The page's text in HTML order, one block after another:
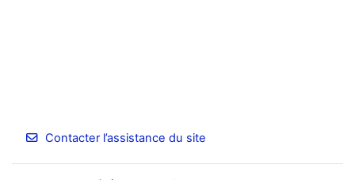
Contacter l’assistance du site